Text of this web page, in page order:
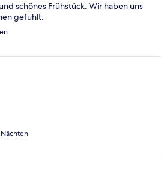
schönes Frühstück. Wir haben uns
gefühlt.